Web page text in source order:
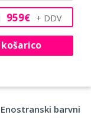
959€
košarico
Enostranski barvni